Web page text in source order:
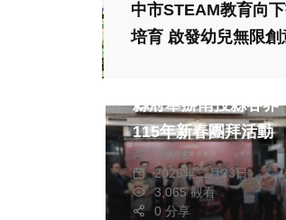
中市STEAM教育向
培育 啟發幼兒無限創
縣府舉辦南投縣各界
115年新春團拜活動
陳朝枝
2026年二月23日
3,065 觀看
0 分享
社會 生活
綜合